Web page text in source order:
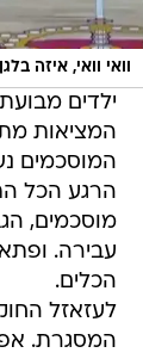
וואי וואי, איזה
ילדים
המציאות
המוסכמים
הרגע הכל
מוסכמים,
עבירה.
הכלים.
לעזאזל
המסגרת.